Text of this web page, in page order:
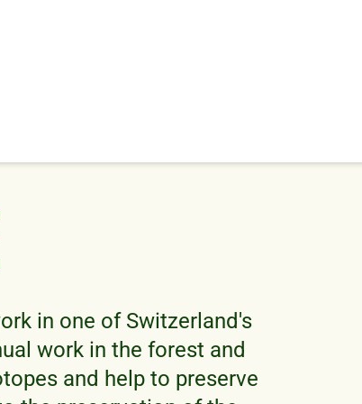
in one of Switzerland's
work in the forest and
and help to preserve